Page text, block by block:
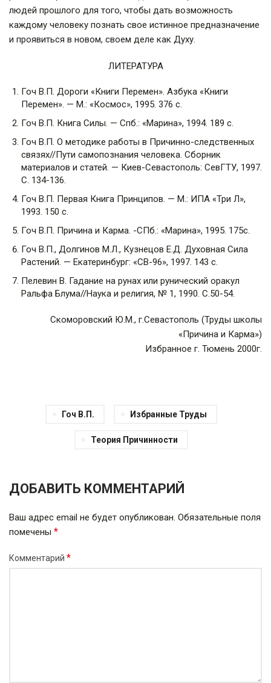
людей прошлого для того, чтобы дать возможность
каждому человеку познать свое истинное предназначение
и проявиться в новом, своем деле как Духу.
ЛИТЕРАТУРА
Гоч В.П. Дороги «Книги Перемен». Азбука «Книги
Перемен». — М.: «Космос», 1995. 376 с.
Гоч В.П. Книга Силы. — Спб.: «Марина», 1994. 189 с.
Гоч В.П. О методике работы в Причинно-следственных
связях//Пути самопознания человека. Сборник
материалов и статей. — Киев-Севастополь: СевГТУ, 1997.
С. 134-136.
Гоч В.П. Первая Книга Принципов. — М.: ИПА «Три Л»,
1993. 150 с.
Гоч В.П. Причина и Карма. -СПб.: «Марина», 1995. 175с.
Гоч В.П., Долгинов М.Л., Кузнецов Е.Д. Духовная Сила
Растений. — Екатеринбург: «СВ-96», 1997. 143 с.
Пелевин В. Гадание на рунах или рунический оракул
Ральфа Блума//Наука и религия, № 1, 1990. С.50-54.
Скоморовский Ю.М., г.Севастополь (Труды школы
«Причина и Карма»)
Избранное г. Тюмень 2000г.
Гоч В.П. Избранные Труды
Теория Причинности
ДОБАВИТЬ КОММЕНТАРИЙ
Ваш адрес email не будет опубликован. Обязательные поля
помечены *
Комментарий *